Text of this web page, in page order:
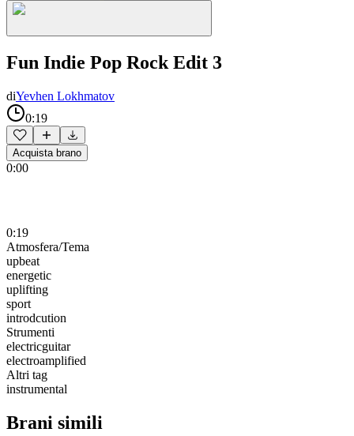
Fun Indie Pop Rock Edit 3
diYevhen Lokhmatov
0:19
Acquista brano
0:00
0:19
Atmosfera/Tema
upbeat
energetic
uplifting
sport
introdcution
Strumenti
electricguitar
electroamplified
Altri tag
instrumental
Brani simili